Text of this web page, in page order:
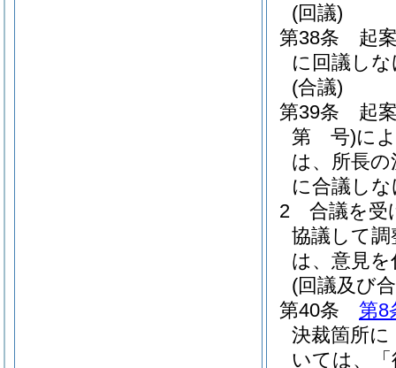
(回議)
第38条
起
に回議し
(合議)
第39条
起
第 号)に
は、所長
に合議し
2
合議を受
協議して
は、意見
(回議及び
第40条
第8
決裁箇所
いては、